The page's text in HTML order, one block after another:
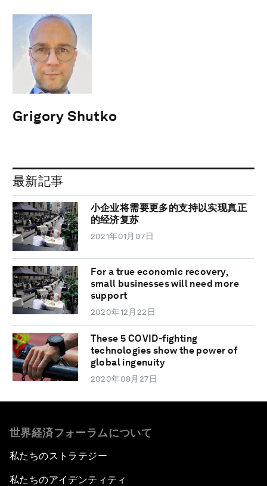
Grigory Shutko
最新記事
小企业将需要更多的支持以实现真正
的经济复苏
2021年01月07日
For a true economic recovery,
small businesses will need more
support
2020年12月22日
These 5 COVID-fighting
technologies show the power of
global ingenuity
2020年08月27日
世界経済フォーラムについて
私たちのストラテジー
私たちのアイデンティティ